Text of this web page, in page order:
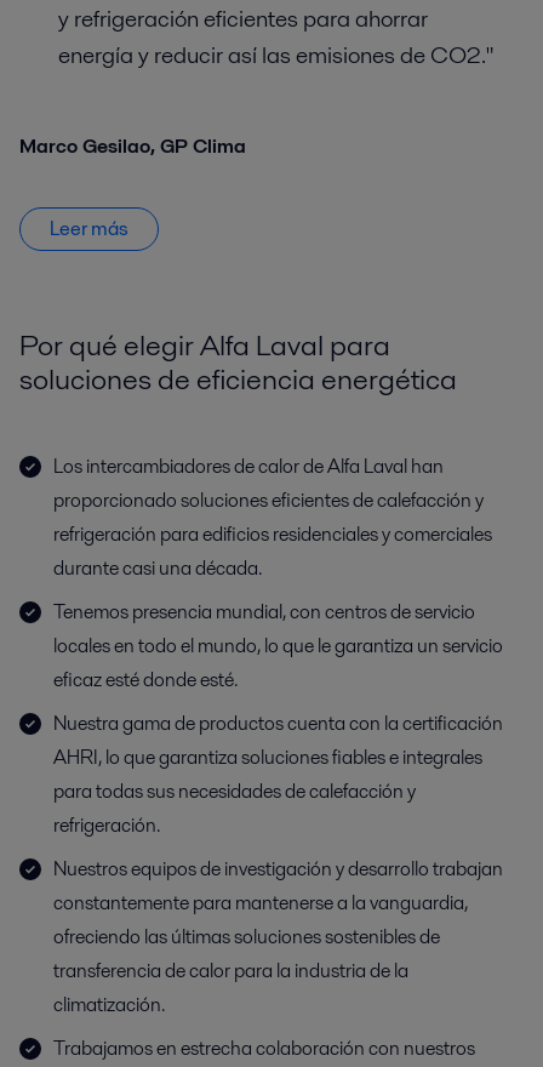
y refrigeración eficientes para ahorrar
energía y reducir así las emisiones de CO2."
Marco Gesilao, GP Clima
Leer más
Por qué elegir Alfa Laval para
soluciones de eficiencia energética
Los intercambiadores de calor de Alfa Laval han
proporcionado soluciones eficientes de calefacción y
refrigeración para edificios residenciales y comerciales
durante casi una década.
Tenemos presencia mundial, con centros de servicio
locales en todo el mundo, lo que le garantiza un servicio
eficaz esté donde esté.
Nuestra gama de productos cuenta con la certificación
AHRI, lo que garantiza soluciones fiables e integrales
para todas sus necesidades de calefacción y
refrigeración.
Nuestros equipos de investigación y desarrollo trabajan
constantemente para mantenerse a la vanguardia,
ofreciendo las últimas soluciones sostenibles de
transferencia de calor para la industria de la
climatización.
Trabajamos en estrecha colaboración con nuestros